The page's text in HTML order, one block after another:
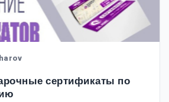
сертификаты по